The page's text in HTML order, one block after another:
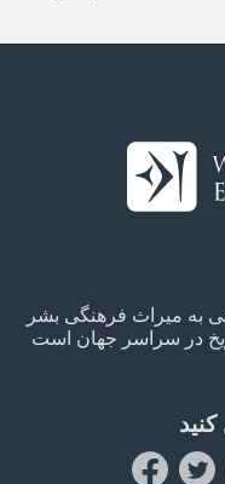
به میراث فرهنگی بشر
در سراسر جهان است